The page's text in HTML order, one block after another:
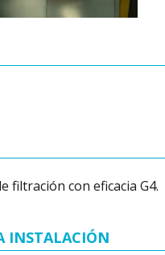
filtración con eficacia G4.
INSTALACIÓN